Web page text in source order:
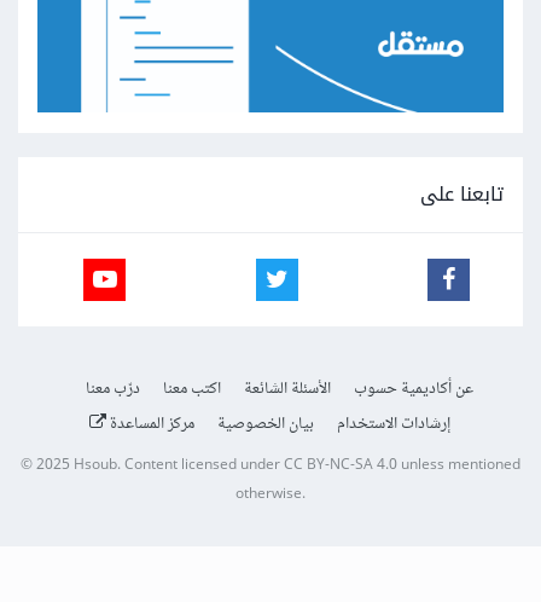
تابعنا على
عن أكاديمية حسوب الأسئلة الشائعة اكتب معنا
درّب معنا
إرشادات الاستخدام
بيان الخصوصية مركز المساعدة
© 2025 Hsoub.Content licensed underCC BY-NC-SA 4.0unless mentioned
otherwise.